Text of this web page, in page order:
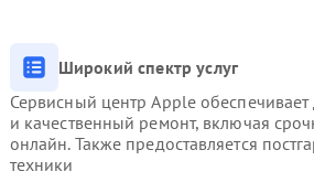
Широкий спектр услуг
Сервисный центр Apple
и качественный ремонт, включая
онлайн. Также предоставляется
техники